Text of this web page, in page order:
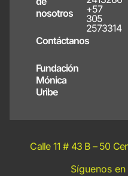
nosotros
Contáctanos
Fundación
Mónica
Uribe
+57
305
2573314
Calle 11 # 43 B – 50
Síguenos